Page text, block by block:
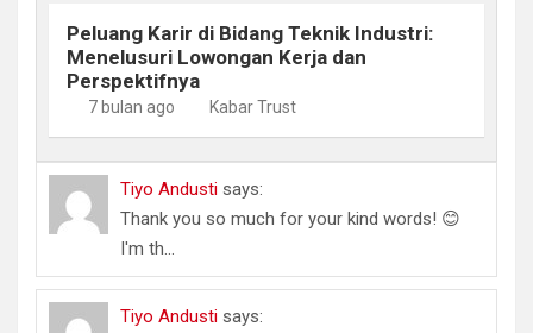
Peluang Karir di Bidang Teknik Industri:
Menelusuri Lowongan Kerja dan
Perspektifnya
7 bulan ago Kabar Trust
Tiyo Andusti says:
Thank you so much for your kind words! 😊
I'm th...
Tiyo Andusti says: